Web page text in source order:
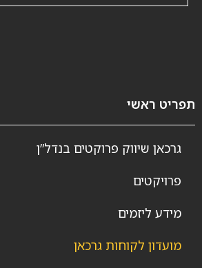
תפריט ראשי
גרכאן שיווק פרוקטים בנדל”ן
פרויקטים
מידע ליזמים
מועדון לקוחות גרכאן